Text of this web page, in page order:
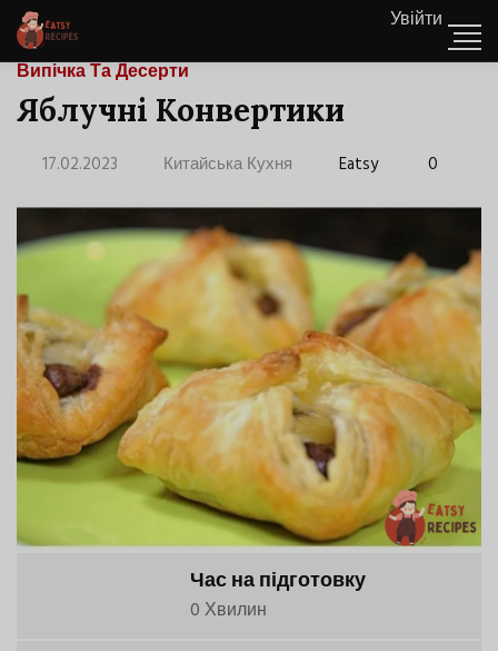
Увійти
Випічка Та Десерти
Яблучні Конвертики
17.02.2023 Китайська Кухня Eatsy 0
Час на підготовку
0 Хвилин